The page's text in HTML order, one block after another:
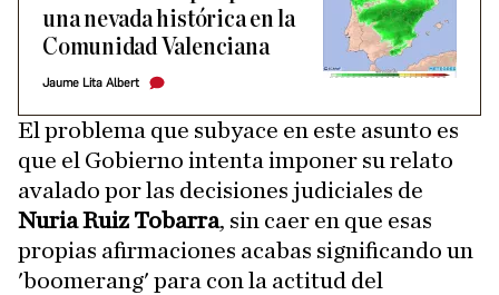
una nevada histórica en la
Comunidad Valenciana
Jaume Lita Albert
El problema que subyace en este asunto es
que el Gobierno intenta imponer su relato
avalado por las decisiones judiciales de
Nuria Ruiz Tobarra, sin caer en que esas
propias afirmaciones acabas significando un
'boomerang' para con la actitud del